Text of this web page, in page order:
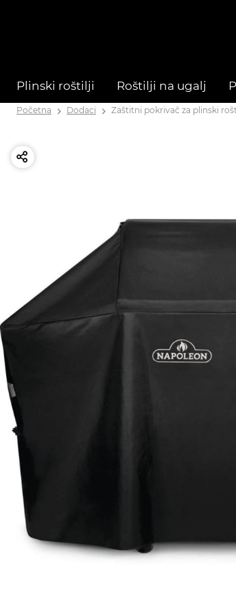
Plinski roštilji Roštilji na ugalj
Početna Dodaci Zaštitni pokrivač za plinski